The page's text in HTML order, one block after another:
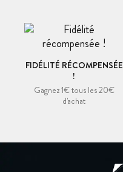
FIDÉLITÉ RÉCOMPENSÉE
!
Gagnez 1€ tous les 20€
d'achat